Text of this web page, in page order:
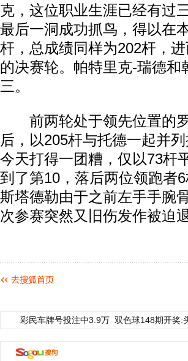
克，这位职业生涯已经有过
最后一洞成功抓鸟，得以在
杆，总成绩同样为202杆，
的决赛轮。帕特里克-瑞德
三。
前两轮处于领先位置的罗
后，以205杆与托德一起并
今天打得一团糟，仅以73杆
到了第10，落后两位领跑者
斯塔德勒由于之前左手手腕
次参赛突然又旧伤发作被迫
彩民车牌号投注中3.9万 双色球148期开奖: